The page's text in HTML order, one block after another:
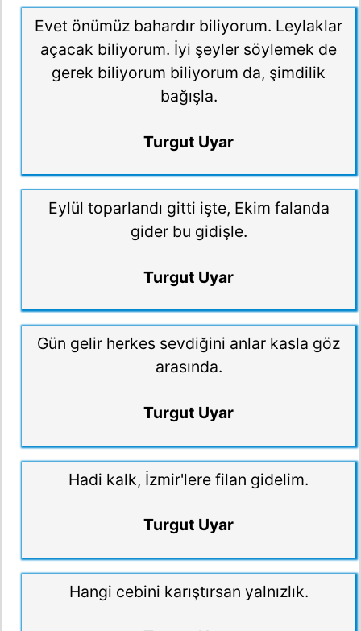
Evet önümüz bahardır biliyorum. Leylaklar
açacak biliyorum. İyi şeyler söylemek de
gerek biliyorum biliyorum da, şimdilik
bağışla.
Turgut Uyar
Eylül toparlandı gitti işte, Ekim falanda
gider bu gidişle.
Turgut Uyar
Gün gelir herkes sevdiğini anlar kasla göz
arasında.
Turgut Uyar
Hadi kalk, İzmir'lere filan gidelim.
Turgut Uyar
Hangi cebini karıştırsan yalnızlık.